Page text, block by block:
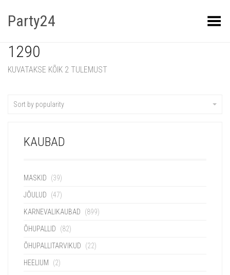
Party24 Kuva menüü
1290
KUVATAKSE KÕIK 2 TULEMUST
Sort by popularity
KAUBAD
MASKID (39)
JÕULUD (47)
KARNEVALIKAUBAD (899)
ÕHUPALLID (82)
ÕHUPALLITARVIKUD (22)
HEELIUM (2)